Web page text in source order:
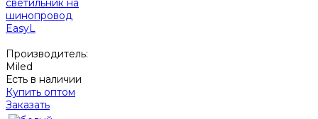
шинопровод
EasyL
Производитель:
Miled
Есть в наличии
Купить оптом
Заказать